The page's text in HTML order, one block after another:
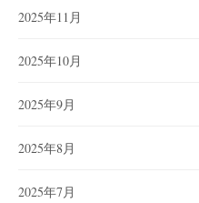
2025年11月
2025年10月
2025年9月
2025年8月
2025年7月